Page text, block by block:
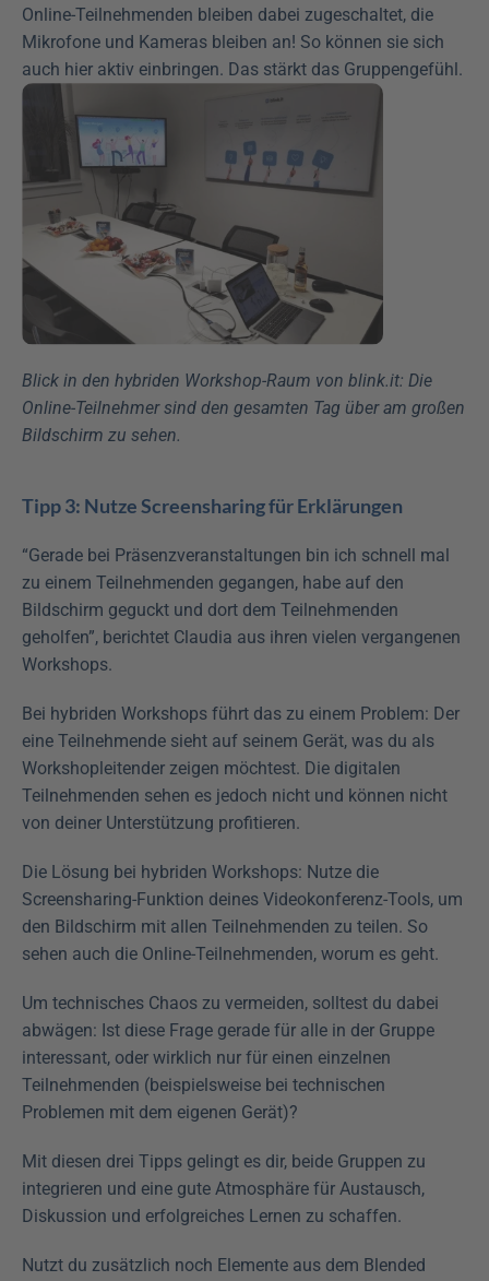
Online-Teilnehmenden bleiben dabei zugeschaltet, die
Mikrofone und Kameras bleiben an! So können sie sich
auch hier aktiv einbringen. Das stärkt das Gruppengefühl.
Blick in den hybriden Workshop-Raum von blink.it: Die
Online-Teilnehmer sind den gesamten Tag über am großen
Bildschirm zu sehen.
Tipp 3: Nutze Screensharing für Erklärungen
“Gerade bei Präsenzveranstaltungen bin ich schnell mal
zu einem Teilnehmenden gegangen, habe auf den
Bildschirm geguckt und dort dem Teilnehmenden
geholfen”, berichtet Claudia aus ihren vielen vergangenen
Workshops.
Bei hybriden Workshops führt das zu einem Problem: Der
eine Teilnehmende sieht auf seinem Gerät, was du als
Workshopleitender zeigen möchtest. Die digitalen
Teilnehmenden sehen es jedoch nicht und können nicht
von deiner Unterstützung profitieren.
Die Lösung bei hybriden Workshops: Nutze die
Screensharing-Funktion deines Videokonferenz-Tools, um
den Bildschirm mit allen Teilnehmenden zu teilen. So
sehen auch die Online-Teilnehmenden, worum es geht.
Um technisches Chaos zu vermeiden, solltest du dabei
abwägen: Ist diese Frage gerade für alle in der Gruppe
interessant, oder wirklich nur für einen einzelnen
Teilnehmenden (beispielsweise bei technischen
Problemen mit dem eigenen Gerät)?
Mit diesen drei Tipps gelingt es dir, beide Gruppen zu
integrieren und eine gute Atmosphäre für Austausch,
Diskussion und erfolgreiches Lernen zu schaffen.
Nutzt du zusätzlich noch Elemente aus dem Blended